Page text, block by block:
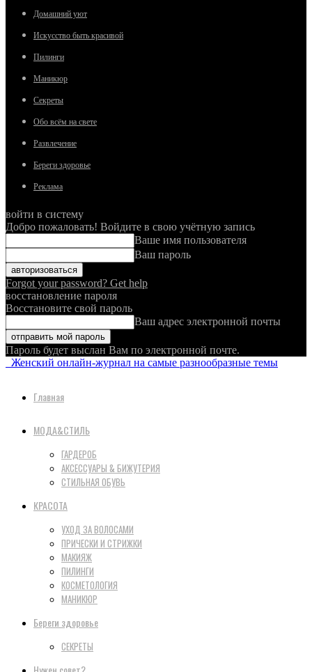
Домашний уют
Искусство быть красивой
Пилинги
Маникюр
Секреты
Обо всём на свете
Развлечение
Береги здоровье
Реклама
войти в систему
Добро пожаловать! Войдите в свою учётную запись
Ваше имя пользователя
Ваш пароль
Forgot your password? Get help
восстановление пароля
Восстановите свой пароль
Ваш адрес электронной почты
Пароль будет выслан Вам по электронной почте.
Женский онлайн-журнал на самые разнообразные темы
Главная
МОДА&СТИЛЬ
ГАРДЕРОБ
АКСЕССУАРЫ & БИЖУТЕРИЯ
СТИЛЬНАЯ ОБУВЬ
КРАСОТА
УХОД ЗА ВОЛОСАМИ
ПРИЧЕСКИ И СТРИЖКИ
МАКИЯЖ
ПИЛИНГИ
КОСМЕТОЛОГИЯ
МАНИКЮР
Береги здоровье
СЕКРЕТЫ